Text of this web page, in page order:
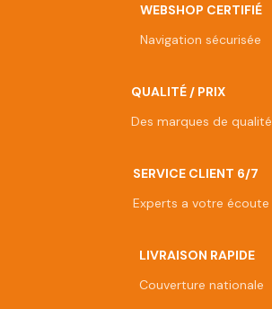
WEBSHOP CERTIFIÉ
Navigation sécurisée
QUALITÉ / PRIX
Des marques de qualité
SERVICE CLIENT 6/7
Experts a votre écoute
LIVRAISON RAPIDE
Couverture nationale